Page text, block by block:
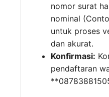
nomor surat
nominal
untuk proses
dan akurat.
Konfirmasi:
pendaftaran